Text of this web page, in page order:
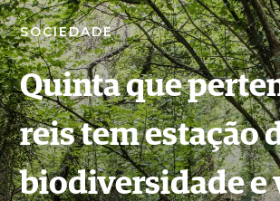
SOCIEDADE
Quinta que
reis tem estação
biodiversidade e